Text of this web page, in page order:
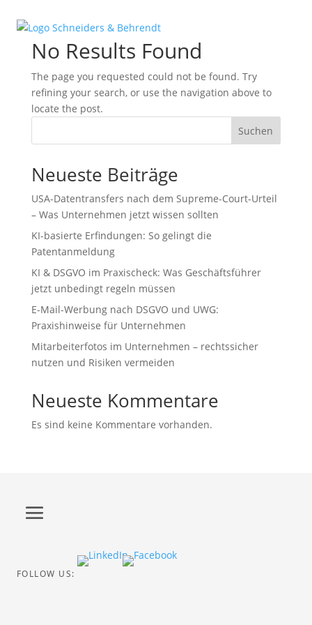
No Results Found
The page you requested could not be found. Try
refining your search, or use the navigation above to
locate the post.
Suchen
Neueste Beiträge
USA-Datentransfers nach dem Supreme-Court-Urteil
– Was Unternehmen jetzt wissen sollten
KI-basierte Erfindungen: So gelingt die
Patentanmeldung
KI & DSGVO im Praxischeck: Was Geschäftsführer
jetzt unbedingt regeln müssen
E-Mail-Werbung nach DSGVO und UWG:
Praxishinweise für Unternehmen
Mitarbeiterfotos im Unternehmen – rechtssicher
nutzen und Risiken vermeiden
Neueste Kommentare
Es sind keine Kommentare vorhanden.
FOLLOW US: